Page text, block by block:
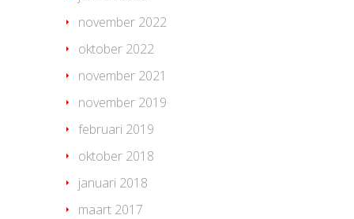
november 2022
oktober 2022
november 2021
november 2019
februari 2019
oktober 2018
januari 2018
maart 2017